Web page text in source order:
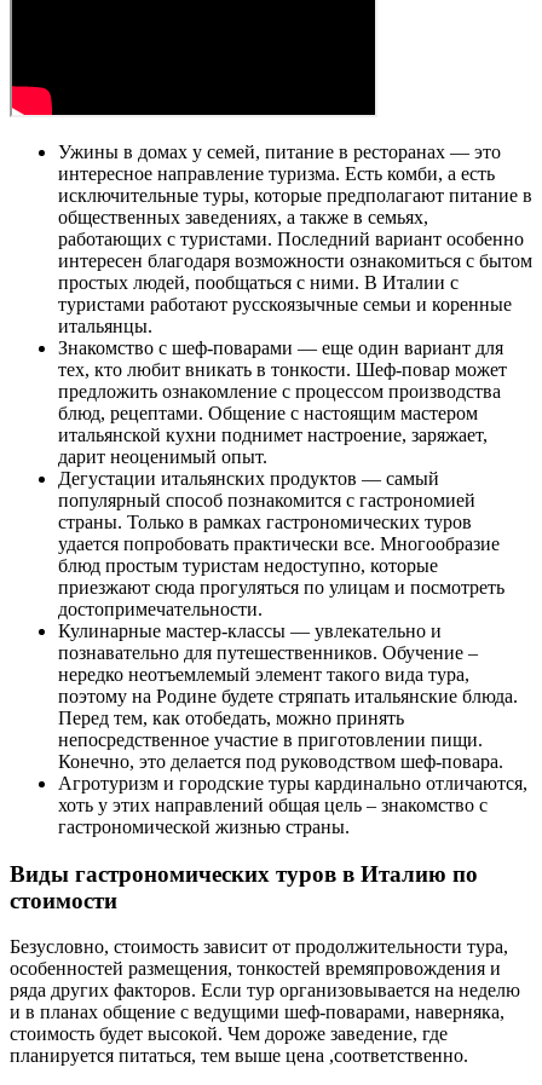
Ужины в домах у семей, питание в ресторанах — это
интересное направление туризма. Есть комби, а есть
исключительные туры, которые предполагают питание в
общественных заведениях, а также в семьях,
работающих с туристами. Последний вариант особенно
интересен благодаря возможности ознакомиться с бытом
простых людей, пообщаться с ними. В Италии с
туристами работают русскоязычные семьи и коренные
итальянцы.
Знакомство с шеф-поварами — еще один вариант для
тех, кто любит вникать в тонкости. Шеф-повар может
предложить ознакомление с процессом производства
блюд, рецептами. Общение с настоящим мастером
итальянской кухни поднимет настроение, заряжает,
дарит неоценимый опыт.
Дегустации итальянских продуктов — самый
популярный способ познакомится с гастрономией
страны. Только в рамках гастрономических туров
удается попробовать практически все. Многообразие
блюд простым туристам недоступно, которые
приезжают сюда прогуляться по улицам и посмотреть
достопримечательности.
Кулинарные мастер-классы — увлекательно и
познавательно для путешественников. Обучение –
нередко неотъемлемый элемент такого вида тура,
поэтому на Родине будете стряпать итальянские блюда.
Перед тем, как отобедать, можно принять
непосредственное участие в приготовлении пищи.
Конечно, это делается под руководством шеф-повара.
Агротуризм и городские туры кардинально отличаются,
хоть у этих направлений общая цель – знакомство с
гастрономической жизнью страны.
Виды гастрономических туров в Италию по
стоимости
Безусловно, стоимость зависит от продолжительности тура,
особенностей размещения, тонкостей времяпровождения и
ряда других факторов. Если тур организовывается на неделю
и в планах общение с ведущими шеф-поварами, наверняка,
стоимость будет высокой. Чем дороже заведение, где
планируется питаться, тем выше цена ,соответственно.